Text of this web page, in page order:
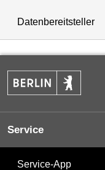
Datenbereitsteller
Service
Service-App